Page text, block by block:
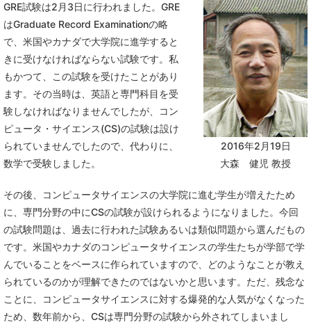
2016年2月19日
大森 健児 教授
GRE試験は2月3日に行われました。GRE
はGraduate Record Examinationの略
で、米国やカナダで大学院に進学すると
きに受けなければならない試験です。私
もかつて、この試験を受けたことがあり
ます。その当時は、英語と専門科目を受
験しなければなりませんでしたが、コン
ピュータ・サイエンス(CS)の試験は設け
られていませんでしたので、代わりに、
数学で受験しました。
その後、コンピュータサイエンスの大学院に進む学生が増えたため
に、専門分野の中にCSの試験が設けられるようになりました。今回
の試験問題は、過去に行われた試験あるいは類似問題から選んだもの
です。米国やカナダのコンピュータサイエンスの学生たちが学部で学
んでいることをベースに作られていますので、どのようなことが教え
られているのかが理解できたのではないかと思います。ただ、残念な
ことに、コンピュータサイエンスに対する爆発的な人気がなくなった
ため、数年前から、CSは専門分野の試験から外されてしまいまし